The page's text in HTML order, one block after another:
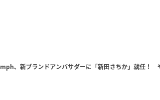
、新ブランドアンバサダーに「新田さちか」就任！